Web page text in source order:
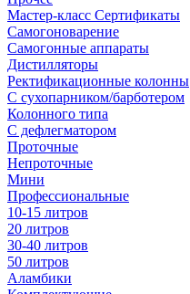
Мастер-класс Сертификаты
Самогоноварение
Самогонные аппараты
Дистилляторы
Ректификационные колонны
С сухопарником/барботером
Колонного типа
С дефлегматором
Проточные
Непроточные
Мини
Профессиональные
10-15 литров
20 литров
30-40 литров
50 литров
Аламбики